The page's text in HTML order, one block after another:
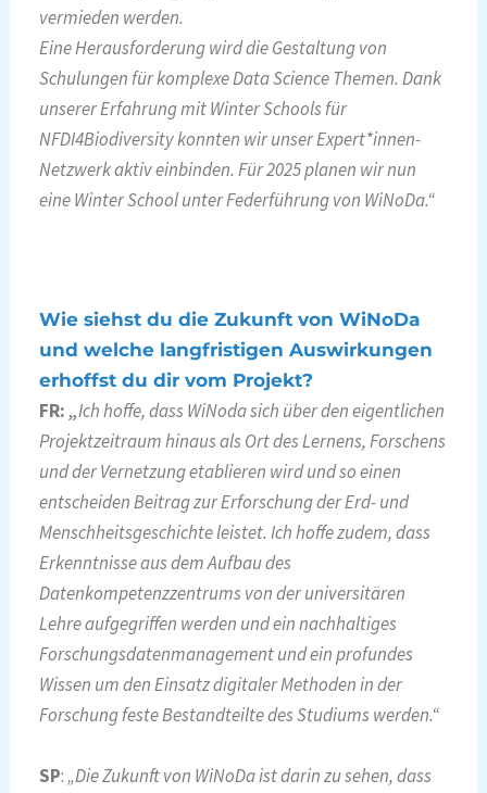
vermieden werden.
Eine Herausforderung wird die Gestaltung von
Schulungen für komplexe Data Science Themen. Dank
unserer Erfahrung mit Winter Schools für
NFDI4Biodiversity konnten wir unser Expert*innen-
Netzwerk aktiv einbinden. Für 2025 planen wir nun
eine Winter School unter Federführung von WiNoDa.“
Wie siehst du die Zukunft von WiNoDa
und welche langfristigen Auswirkungen
erhoffst du dir vom Projekt?
FR:„Ich hoffe, dass WiNoda sich über den eigentlichen
Projektzeitraum hinaus als Ort des Lernens, Forschens
und der Vernetzung etablieren wird und so einen
entscheiden Beitrag zur Erforschung der Erd- und
Menschheitsgeschichte leistet. Ich hoffe zudem, dass
Erkenntnisse aus dem Aufbau des
Datenkompetenzzentrums von der universitären
Lehre aufgegriffen werden und ein nachhaltiges
Forschungsdatenmanagement und ein profundes
Wissen um den Einsatz digitaler Methoden in der
Forschung feste Bestandteilte des Studiums werden.“
SP:„Die Zukunft von WiNoDa ist darin zu sehen, dass